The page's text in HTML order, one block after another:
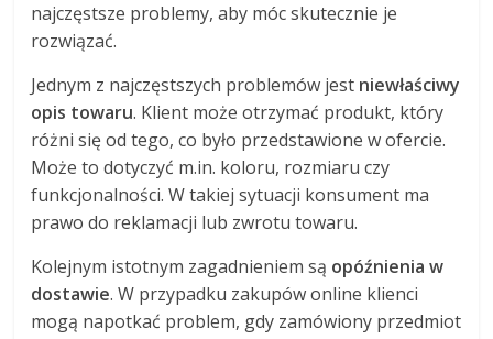
najczęstsze problemy, aby móc skutecznie je
rozwiązać.
Jednym z najczęstszych problemów jest niewłaściwy
opis towaru. Klient może otrzymać produkt, który
różni się od tego, co było przedstawione w ofercie.
Może to dotyczyć m.in. koloru, rozmiaru czy
funkcjonalności. W takiej sytuacji konsument ma
prawo do reklamacji lub zwrotu towaru.
Kolejnym istotnym zagadnieniem są opóźnienia w
dostawie. W przypadku zakupów online klienci
mogą napotkać problem, gdy zamówiony przedmiot